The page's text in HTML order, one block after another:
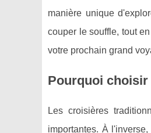
manière unique
couper le souffle, tout
votre prochain grand
Pourquoi choisir
Les croisières
importantes. À